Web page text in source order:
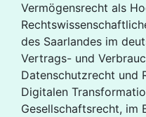
Vermögensrecht als
des Saarlandes im
Vertrags- und
Datenschutzrecht und
Digitalen
Gesellschaftsrecht, im